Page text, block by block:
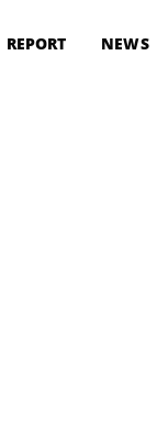
REPORT NEWS